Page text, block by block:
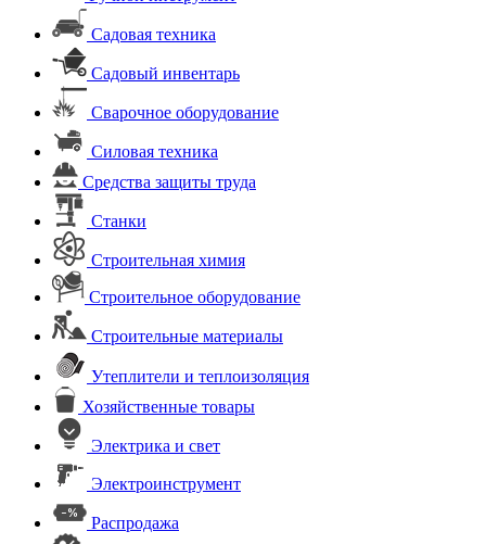
Садовая техника
Садовый инвентарь
Сварочное оборудование
Силовая техника
Средства защиты труда
Станки
Строительная химия
Строительное оборудование
Строительные материалы
Утеплители и теплоизоляция
Хозяйственные товары
Электрика и свет
Электроинструмент
Распродажа